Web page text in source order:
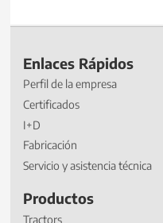
Enlaces Rápidos
Perfil de la empresa
Certificados
I+D
Fabricación
Servicio y asistencia técnica
Productos
Tractors